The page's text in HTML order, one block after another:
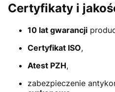
Certyfikaty i
10 lat gwarancji
Certyfikat ISO,
Atest PZH,
zabezpieczenie